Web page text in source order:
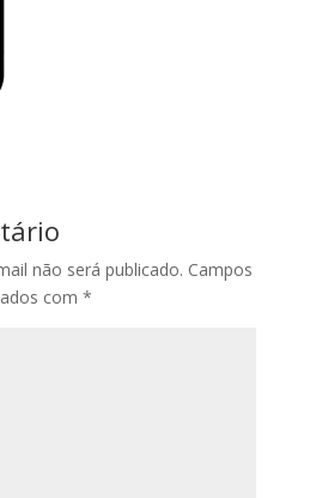
não será publicado. Campos
com *